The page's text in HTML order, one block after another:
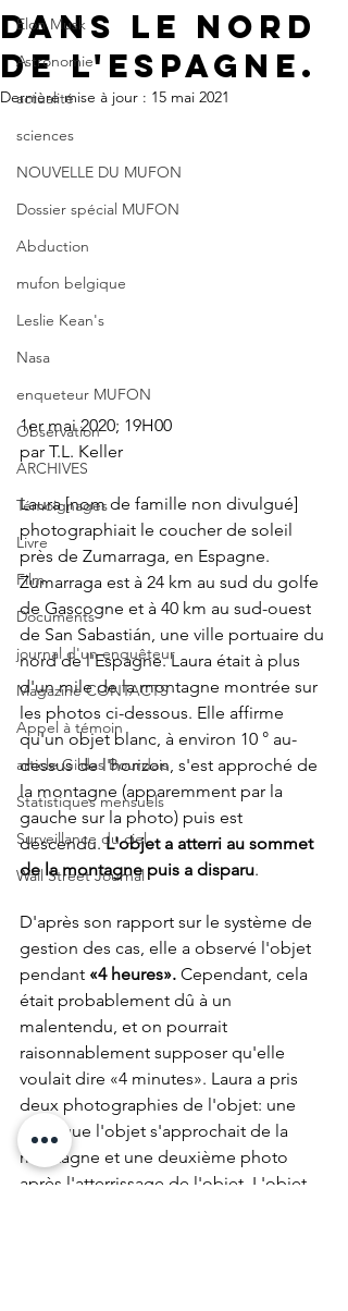
Elon Musk
Astronomie
actualité
sciences
NOUVELLE DU MUFON
Dossier spécial MUFON
Abduction
mufon belgique
Leslie Kean's
Nasa
enqueteur MUFON
Observation
ARCHIVES
Témoignages
Livre
Film
Documents
journal d'un enquêteur
Magazine CONTACTS
Appel à témoin
article Gildas Bourdais
Statistiques mensuels
Surveillance du ciel
Wall Street Journal
dans le nord
de l'Espagne.
Dernière mise à jour : 15 mai 2021
1er mai 2020; 19H00
par T.L. Keller
Laura [nom de famille non divulgué]
photographiait le coucher de soleil
près de Zumarraga, en Espagne.
Zumarraga est à 24 km au sud du golfe
de Gascogne et à 40 km au sud-ouest
de San Sabastián, une ville portuaire du
nord de l'Espagne. Laura était à plus
d'un mile de la montagne montrée sur
les photos ci-dessous. Elle affirme
qu'un objet blanc, à environ 10 ° au-
dessus de l'horizon, s'est approché de
la montagne (apparemment par la
gauche sur la photo) puis est
descendu. L'objet a atterri au sommet
de la montagne puis a disparu.
D'après son rapport sur le système de
gestion des cas, elle a observé l'objet
pendant «4 heures». Cependant, cela
était probablement dû à un
malentendu, et on pourrait
raisonnablement supposer qu'elle
voulait dire «4 minutes». Laura a pris
deux photographies de l'objet: une
alors que l'objet s'approchait de la
montagne et une deuxième photo
après l'atterrissage de l'objet. L'objet